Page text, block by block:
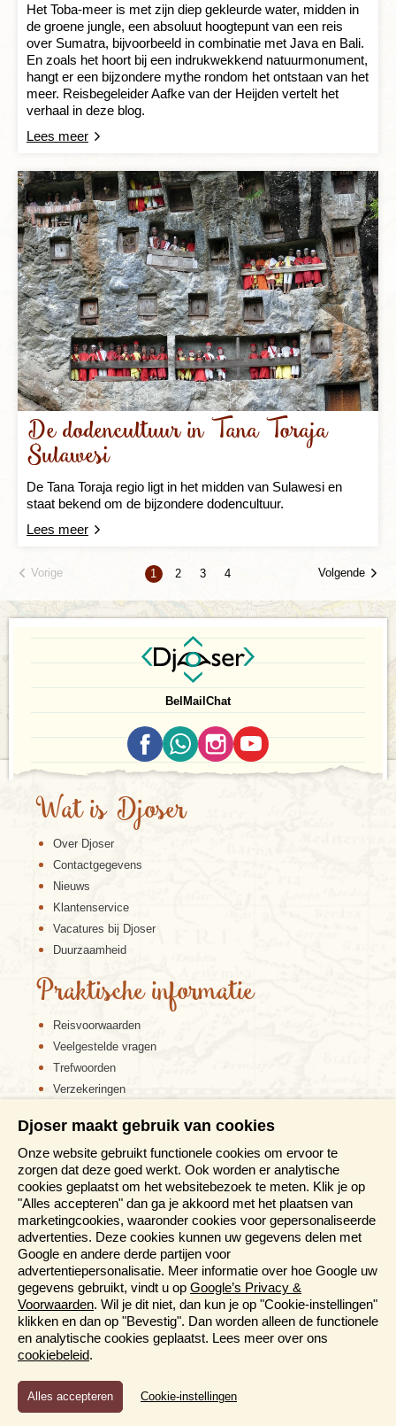
Het Toba-meer is met zijn diep gekleurde water, midden in
de groene jungle, een absoluut hoogtepunt van een reis
over Sumatra, bijvoorbeeld in combinatie met Java en Bali.
En zoals het hoort bij een indrukwekkend natuurmonument,
hangt er een bijzondere mythe rondom het ontstaan van het
meer. Reisbegeleider Aafke van der Heijden vertelt het
verhaal in deze blog.
Lees meer
De dodencultuur in Tana Toraja
Sulawesi
De Tana Toraja regio ligt in het midden van Sulawesi en
staat bekend om de bijzondere dodencultuur.
Lees meer
Vorige 1 2 3 4 Volgende
BelMailChat
Wat is Djoser
Over Djoser
Contactgegevens
Nieuws
Klantenservice
Vacatures bij Djoser
Duurzaamheid
Praktische informatie
Reisvoorwaarden
Veelgestelde vragen
Trefwoorden
Verzekeringen
Disclaimer
Cookiebeleid
Privacy verklaring
Reis en boek met Djoser zekerheid
Meer weten?
Brochure aanvragen
Presentaties en Informatiedagen
Magazine
Aanmelden nieuwsbrief
Djoser maakt gebruik van cookies
Onze website gebruikt functionele cookies om ervoor te
zorgen dat deze goed werkt. Ook worden er analytische
cookies geplaatst om het websitebezoek te meten. Klik je op
"Alles accepteren" dan ga je akkoord met het plaatsen van
marketingcookies, waaronder cookies voor gepersonaliseerde
advertenties. Deze cookies kunnen uw gegevens delen met
Google en andere derde partijen voor
advertentiepersonalisatie. Meer informatie over hoe Google uw
gegevens gebruikt, vindt u op Google’s Privacy &
Voorwaarden. Wil je dit niet, dan kun je op "Cookie-instellingen"
klikken en dan op "Bevestig". Dan worden alleen de functionele
en analytische cookies geplaatst. Lees meer over ons
cookiebeleid.
Functioneel en Analytisch
Cookies die er voor zorgen dat de website naar behoren
Cookie-instellingen